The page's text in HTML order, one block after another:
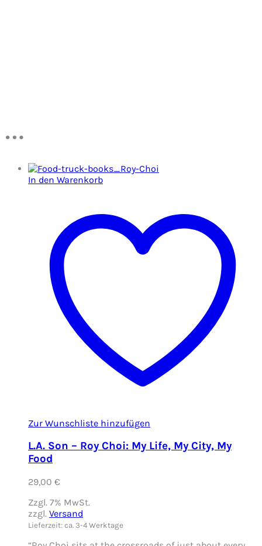
…
In den Warenkorb
Zur Wunschliste hinzufügen
L.A. Son – Roy Choi: My Life, My City, My
Food
29,00 €
Zzgl. 7% MwSt.
zzgl. Versand
Lieferzeit: ca. 3-4 Werktage